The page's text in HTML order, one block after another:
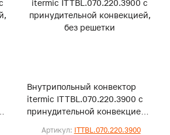
Внутрипольный конвектор
itermic ITTBL.070.220.3900 с
принудительной конвекцией,
Артикул: ITTBL.070.220.3900